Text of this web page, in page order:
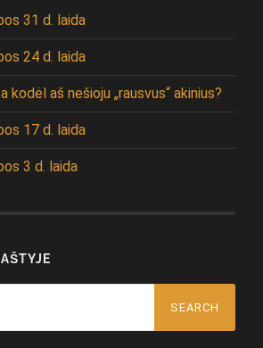
31 d. laida
24 d. laida
kodėl aš nešioju „rausvus“ akinius?
17 d. laida
3 d. laida